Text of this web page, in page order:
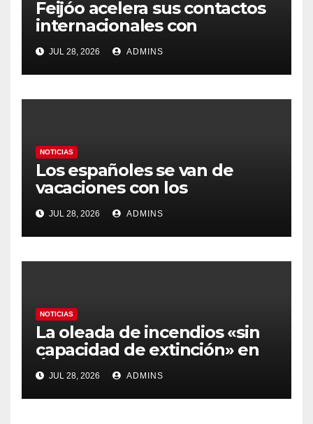
Feijóo acelera sus contactos
internacionales con
Latinoamérica como socio
prioritario en su agenda de
gobierno
JUL 28, 2026 ADMINS
NOTICIAS
Los españoles se van de
vacaciones con los
carburantes hasta un 21%
más caros que el año pasado
y los hoteles disparados
JUL 28, 2026 ADMINS
NOTICIAS
La oleada de incendios «sin
capacidad de extinción» en
Ávila y al oeste de Madrid
obliga a declarar la
emergencia nacional
JUL 28, 2026 ADMINS